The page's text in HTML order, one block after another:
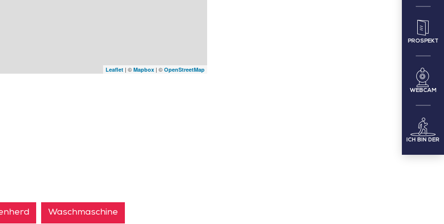
PROSPEKT
WEBCAM
ICH BIN DER
Leaflet | © Mapbox | © OpenStreetMap
Waschmaschine